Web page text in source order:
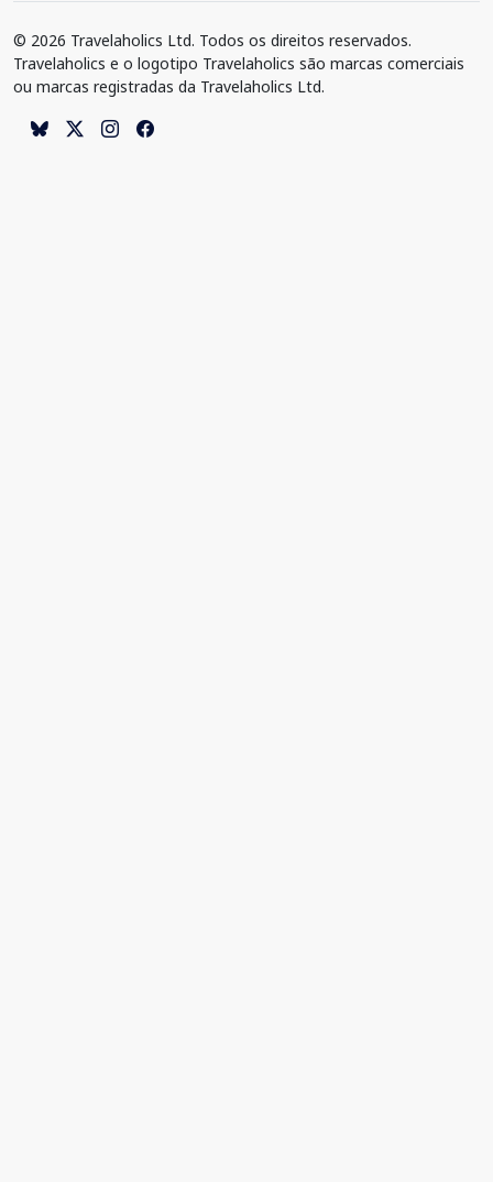
© 2026 Travelaholics Ltd. Todos os direitos reservados.
Travelaholics e o logotipo Travelaholics são marcas comerciais
ou marcas registradas da Travelaholics Ltd.